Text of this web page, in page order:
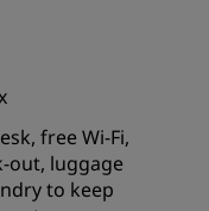
free Wi-Fi,
out, luggage
to keep